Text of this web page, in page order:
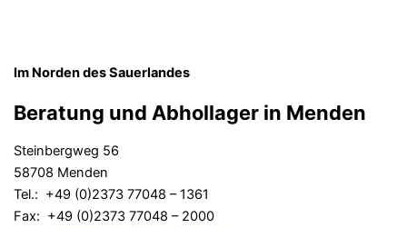
Im Norden des Sauerlandes
Beratung und Abhollager in Menden
Steinbergweg 56
58708 Menden
Tel.: +49 (0)2373 77048 – 1361
Fax: +49 (0)2373 77048 – 2000